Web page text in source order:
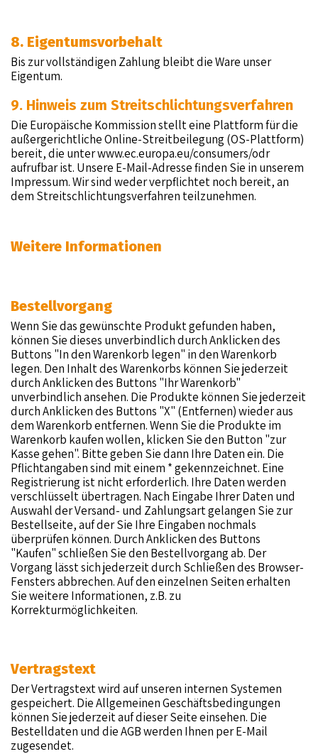
8. Eigentumsvorbehalt
Bis zur vollständigen Zahlung bleibt die Ware unser
Eigentum.
9. Hinweis zum Streitschlichtungsverfahren
Die Europäische Kommission stellt eine Plattform für die
außergerichtliche Online-Streitbeilegung (OS-Plattform)
bereit, die unterwww.ec.europa.eu/consumers/odr
aufrufbar ist. Unsere E-Mail-Adresse finden Sie in unserem
Impressum. Wir sind weder verpflichtet noch bereit, an
dem Streitschlichtungsverfahren teilzunehmen.
Weitere Informationen
Bestellvorgang
Wenn Sie das gewünschte Produkt gefunden haben,
können Sie dieses unverbindlich durch Anklicken des
Buttons "In den Warenkorb legen" in den Warenkorb
legen. Den Inhalt des Warenkorbs können Sie jederzeit
durch Anklicken des Buttons "Ihr Warenkorb"
unverbindlich ansehen. Die Produkte können Sie jederzeit
durch Anklicken des Buttons "X" (Entfernen) wieder aus
dem Warenkorb entfernen. Wenn Sie die Produkte im
Warenkorb kaufen wollen, klicken Sie den Button "zur
Kasse gehen". Bitte geben Sie dann Ihre Daten ein. Die
Pflichtangaben sind mit einem * gekennzeichnet. Eine
Registrierung ist nicht erforderlich. Ihre Daten werden
verschlüsselt übertragen. Nach Eingabe Ihrer Daten und
Auswahl der Versand- und Zahlungsart gelangen Sie zur
Bestellseite, auf der Sie Ihre Eingaben nochmals
überprüfen können. Durch Anklicken des Buttons
"Kaufen" schließen Sie den Bestellvorgang ab. Der
Vorgang lässt sich jederzeit durch Schließen des Browser-
Fensters abbrechen. Auf den einzelnen Seiten erhalten
Sie weitere Informationen, z.B. zu
Korrekturmöglichkeiten.
Vertragstext
Der Vertragstext wird auf unseren internen Systemen
gespeichert. Die Allgemeinen Geschäftsbedingungen
können Sie jederzeit auf dieser Seite einsehen. Die
Bestelldaten und die AGB werden Ihnen per E-Mail
zugesendet.